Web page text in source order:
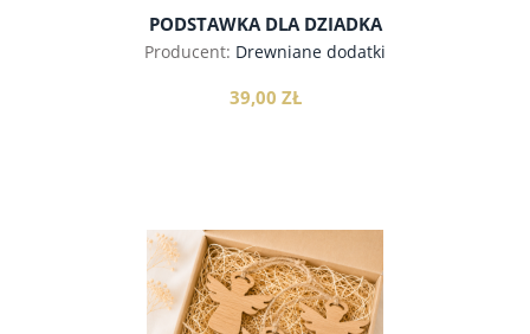
PODSTAWKA DLA DZIADKA
Producent: Drewniane dodatki
39,00 ZŁ
do koszyka